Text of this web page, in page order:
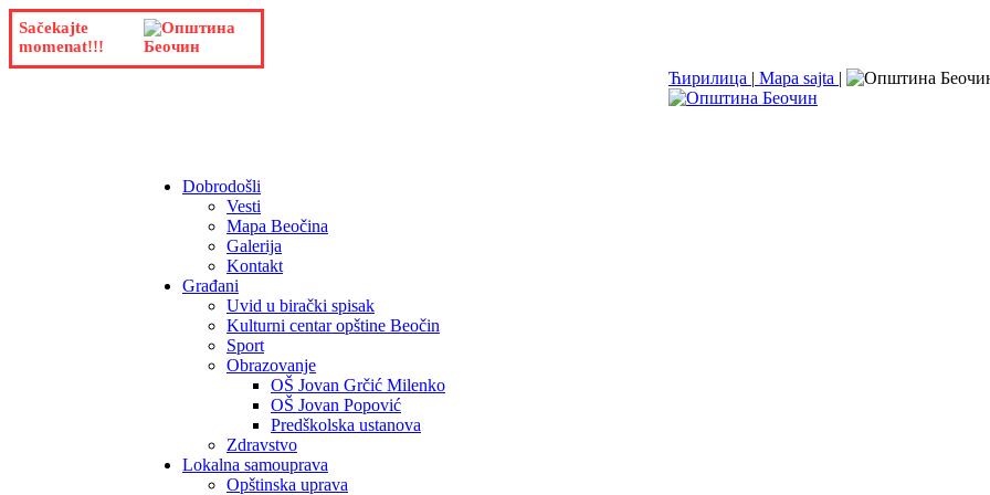
Sačekajte
momenat!!!
Ћирилица | Mapa sajta |
Dobrodošli
Vesti
Mapa Beočina
Galerija
Kontakt
Građani
Uvid u birački spisak
Kulturni centar opštine Beočin
Sport
Obrazovanje
OŠ Jovan Grčić Milenko
OŠ Jovan Popović
Predškolska ustanova
Zdravstvo
Lokalna samouprava
Opštinska uprava